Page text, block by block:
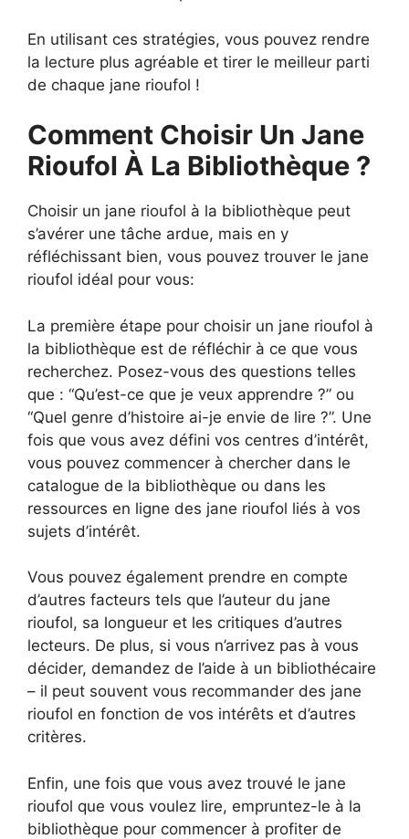
En utilisant ces stratégies, vous pouvez rendre
la lecture plus agréable et tirer le meilleur parti
de chaque jane rioufol !
Comment Choisir Un Jane
Rioufol À La Bibliothèque ?
Choisir un jane rioufol à la bibliothèque peut
s’avérer une tâche ardue, mais en y
réfléchissant bien, vous pouvez trouver le jane
rioufol idéal pour vous:
La première étape pour choisir un jane rioufol à
la bibliothèque est de réfléchir à ce que vous
recherchez. Posez-vous des questions telles
que : “Qu’est-ce que je veux apprendre ?” ou
“Quel genre d’histoire ai-je envie de lire ?”. Une
fois que vous avez défini vos centres d’intérêt,
vous pouvez commencer à chercher dans le
catalogue de la bibliothèque ou dans les
ressources en ligne des jane rioufol liés à vos
sujets d’intérêt.
Vous pouvez également prendre en compte
d’autres facteurs tels que l’auteur du jane
rioufol, sa longueur et les critiques d’autres
lecteurs. De plus, si vous n’arrivez pas à vous
décider, demandez de l’aide à un bibliothécaire
– il peut souvent vous recommander des jane
rioufol en fonction de vos intérêts et d’autres
critères.
Enfin, une fois que vous avez trouvé le jane
rioufol que vous voulez lire, empruntez-le à la
bibliothèque pour commencer à profiter de